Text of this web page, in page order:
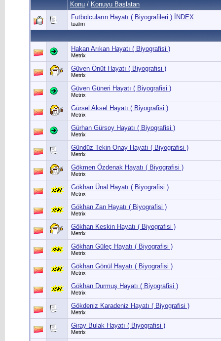
Konu / Konuyu Başlatan
Futbolcuların Hayatı ( Biyografileri ) İNDEX
tualim
Hakan Arıkan Hayatı ( Biyografisi )
Metrix
Güven Önüt Hayatı ( Biyografisi )
Metrix
Güven Güneri Hayatı ( Biyografisi )
Metrix
Gürsel Aksel Hayatı ( Biyografisi )
Metrix
Gürhan Gürsoy Hayatı ( Biyografisi )
Metrix
Gündüz Tekin Onay Hayatı ( Biyografisi )
Metrix
Gökmen Özdenak Hayatı ( Biyografisi )
Metrix
Gökhan Ünal Hayatı ( Biyografisi )
Metrix
Gökhan Zan Hayatı ( Biyografisi )
Metrix
Gökhan Keskin Hayatı ( Biyografisi )
Metrix
Gökhan Güleç Hayatı ( Biyografisi )
Metrix
Gökhan Gönül Hayatı ( Biyografisi )
Metrix
Gökhan Durmuş Hayatı ( Biyografisi )
Metrix
Gökdeniz Karadeniz Hayatı ( Biyografisi )
Metrix
Giray Bulak Hayatı ( Biyografisi )
Metrix